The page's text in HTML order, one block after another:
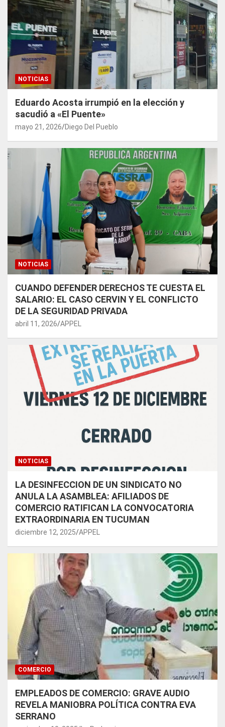
NOTICIAS
Eduardo Acosta irrumpió en la elección y
sacudió a «El Puente»
mayo 21, 2026 Diego Del Pueblo
NOTICIAS
CUANDO DEFENDER DERECHOS TE CUESTA EL
SALARIO: EL CASO CERVIN Y EL CONFLICTO
DE LA SEGURIDAD PRIVADA
abril 11, 2026 APPEL
NOTICIAS
LA DESINFECCION DE UN SINDICATO NO
ANULA LA ASAMBLEA: AFILIADOS DE
COMERCIO RATIFICAN LA CONVOCATORIA
EXTRAORDINARIA EN TUCUMAN
diciembre 12, 2025 APPEL
COMERCIO
EMPLEADOS DE COMERCIO: GRAVE AUDIO
REVELA MANIOBRA POLÍTICA CONTRA EVA
SERRANO